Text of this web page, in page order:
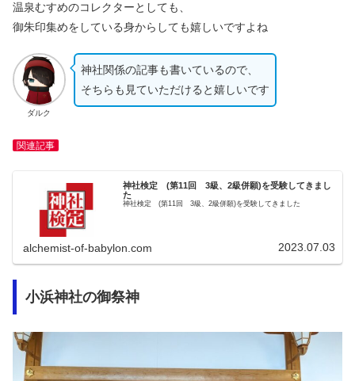
温泉むすめのコレクターとしても、
御朱印集めをしている身からしても嬉しいですよね
ダルク
神社関係の記事も書いているので、
そちらも見ていただけると嬉しいです
関連記事
神社検定 (第11回 3級、2級併願)を受験してきまし
た
神社検定 (第11回 3級、2級併願)を受験してきました
alchemist-of-babylon.com 2023.07.03
小浜神社の御祭神